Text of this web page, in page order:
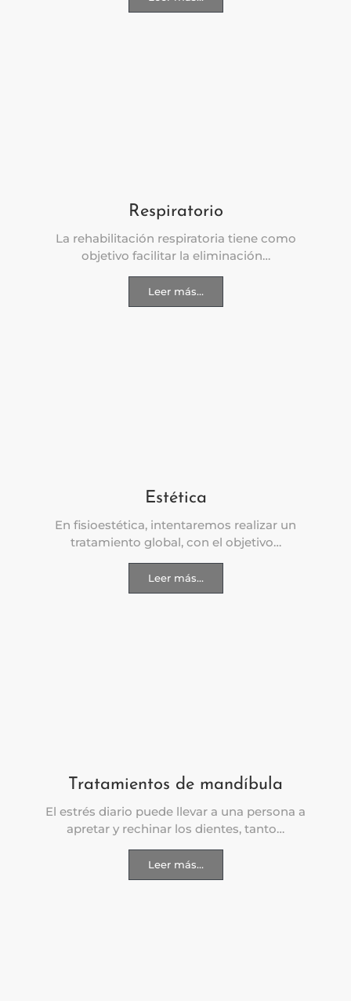
Respiratorio
La rehabilitación respiratoria tiene como
objetivo facilitar la eliminación…
Leer más...
Estética
En fisioestética, intentaremos realizar un
tratamiento global, con el objetivo…
Leer más...
Tratamientos de mandíbula
El estrés diario puede llevar a una persona a
apretar y rechinar los dientes, tanto…
Leer más...